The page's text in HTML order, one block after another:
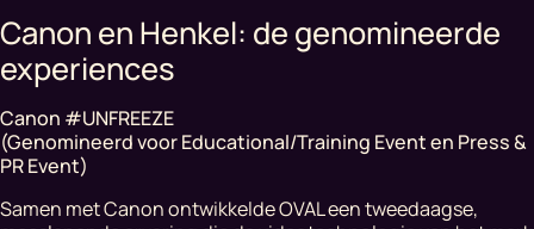
Canon en Henkel: de genomineerde
experiences
Canon #UNFREEZE
​(Genomineerd voor Educational/Training Event en Press &
PR Event)
Samen met Canon ontwikkelde OVAL een tweedaagse,